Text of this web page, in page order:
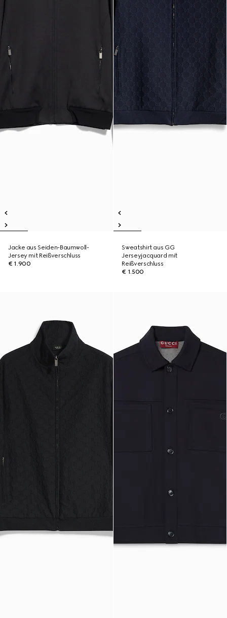
Jacke aus Seiden-Baumwoll-
Jersey mit Reißverschluss
€ 1.900
Sweatshirt aus GG
Jerseyjacquard mit
Reißverschluss
€ 1.500